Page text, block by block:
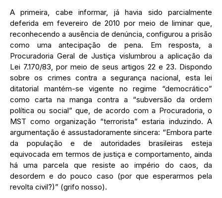
A primeira, cabe informar, já havia sido parcialmente
deferida em fevereiro de 2010 por meio de liminar que,
reconhecendo a ausência de denúncia, configurou a prisão
como uma antecipação de pena. Em resposta, a
Procuradoria Geral de Justiça vislumbrou a aplicação da
Lei 7.170/83, por meio de seus artigos 22 e 23. Dispondo
sobre os crimes contra a segurança nacional, esta lei
ditatorial mantém-se vigente no regime “democrático”
como carta na manga contra a “subversão da ordem
política ou social” que, de acordo com a Procuradoria, o
MST como organização “terrorista” estaria induzindo. A
argumentação é assustadoramente sincera: “Embora parte
da população e de autoridades brasileiras esteja
equivocada em termos de justiça e comportamento, ainda
há uma parcela que resiste ao império do caos, da
desordem e do pouco caso (por que esperarmos pela
revolta civil?)” (grifo nosso).